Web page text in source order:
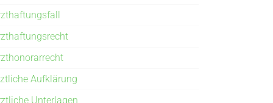
Aufklärung
Unterlagen